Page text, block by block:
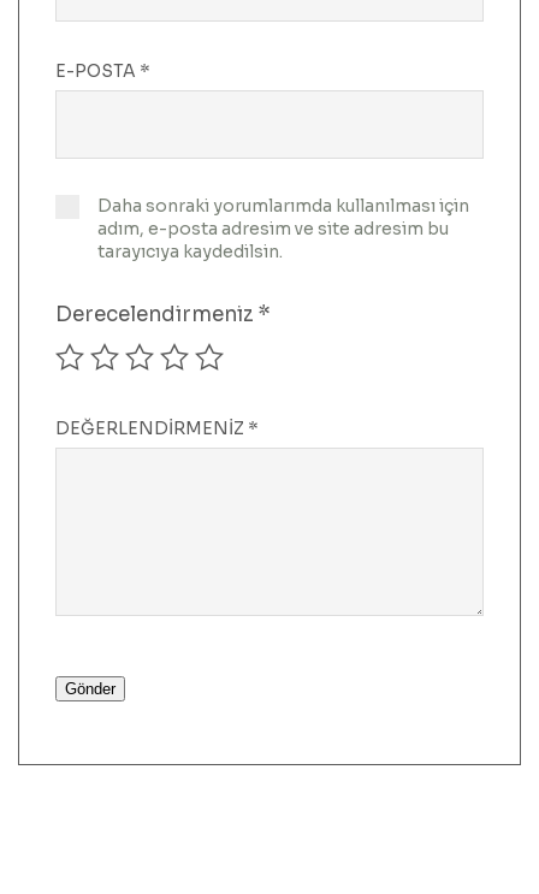
E-POSTA *
Daha sonraki yorumlarımda kullanılması için
adım, e-posta adresim ve site adresim bu
tarayıcıya kaydedilsin.
Derecelendirmeniz *
DEĞERLENDIRMENIZ *
Gönder